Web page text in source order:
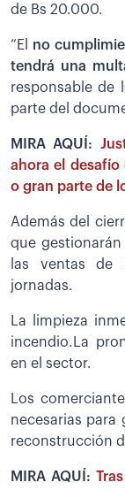
de Bs 20.000.
“El
no
tendrá una
responsable de
parte del
MIRA AQUÍ:
ahora el
o gran parte de
Además del
que
las ventas de
jornadas.
La limpieza
incendio.La
en el sector.
Los
necesarias para
reconstrucción
MIRA AQUÍ: